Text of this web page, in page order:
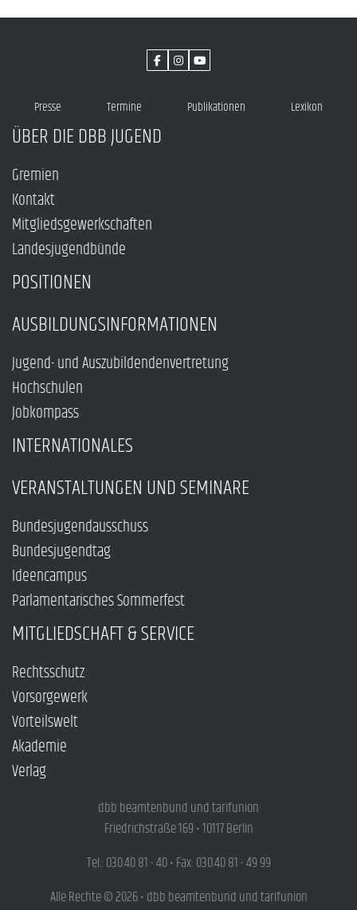
Presse Termine Publikationen Lexikon
ÜBER DIE DBB JUGEND
Gremien
Kontakt
Mitgliedsgewerkschaften
Landesjugendbünde
POSITIONEN
AUSBILDUNGSINFORMATIONEN
Jugend- und Auszubildendenvertretung
Hochschulen
Jobkompass
INTERNATIONALES
VERANSTALTUNGEN UND SEMINARE
Bundesjugendausschuss
Bundesjugendtag
Ideencampus
Parlamentarisches Sommerfest
MITGLIEDSCHAFT & SERVICE
Rechtsschutz
Vorsorgewerk
Vorteilswelt
Akademie
Verlag
dbb beamtenbund und tarifunion
Friedrichstraße 169 • 10117 Berlin
Tel.: 030.40 81 - 40 • Fax: 030.40 81 - 49 99
Alle Rechte © 2026 • dbb beamtenbund und tarifunion